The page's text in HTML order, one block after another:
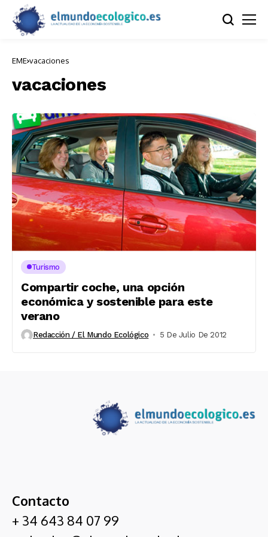
EME vacaciones
vacaciones
Turismo
Compartir coche, una opción
económica y sostenible para este
verano
Redacción / El Mundo Ecológico 5 De Julio De 2012
Contacto
+ 34 643 84 07 99